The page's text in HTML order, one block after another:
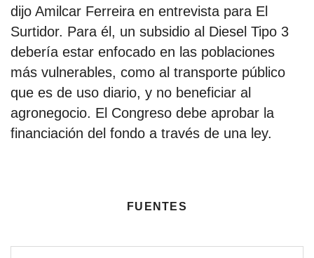
dijo Amilcar Ferreira en entrevista para El
Surtidor. Para él, un subsidio al Diesel Tipo 3
debería estar enfocado en las poblaciones
más vulnerables, como al transporte público
que es de uso diario, y no beneficiar al
agronegocio. El Congreso debe aprobar la
financiación del fondo a través de una ley.
fuentes